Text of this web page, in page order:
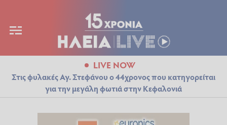
LIVE NOW
Στις φυλακές Αγ. Στεφάνου ο 44χρονος που κατηγορείται
για την μεγάλη φωτιά στην Κεφαλονιά